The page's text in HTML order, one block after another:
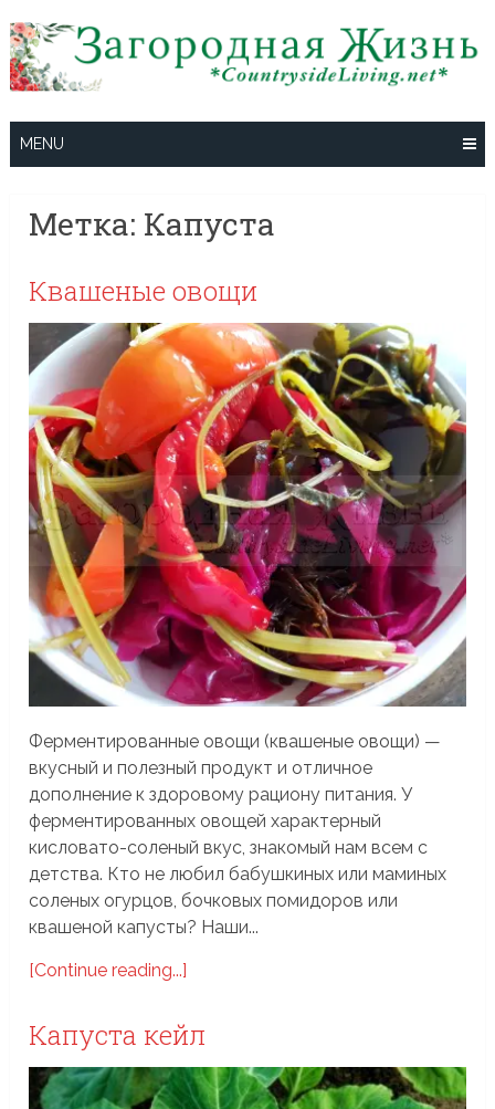
to
content
MENU
Метка: Капуста
Квашеные овощи
Ферментированные овощи (квашеные овощи) —
вкусный и полезный продукт и отличное
дополнение к здоровому рациону питания. У
ферментированных овощей характерный
кисловато-соленый вкус, знакомый нам всем с
детства. Кто не любил бабушкиных или маминых
соленых огурцов, бочковых помидоров или
квашеной капусты? Наши...
[Continue reading...]
Капуста кейл